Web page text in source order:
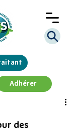
Adhérer
des